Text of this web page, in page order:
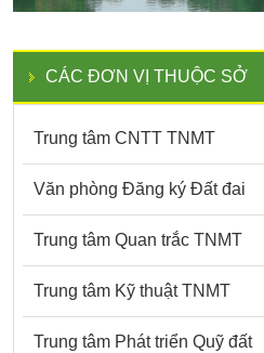
CÁC ĐƠN VỊ THUỘC SỞ
Trung tâm CNTT TNMT
Văn phòng Đăng ký Đất đai
Trung tâm Quan trắc TNMT
Trung tâm Kỹ thuật TNMT
Trung tâm Phát triển Quỹ đất